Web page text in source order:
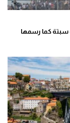
نحو سبتة كما رسمها